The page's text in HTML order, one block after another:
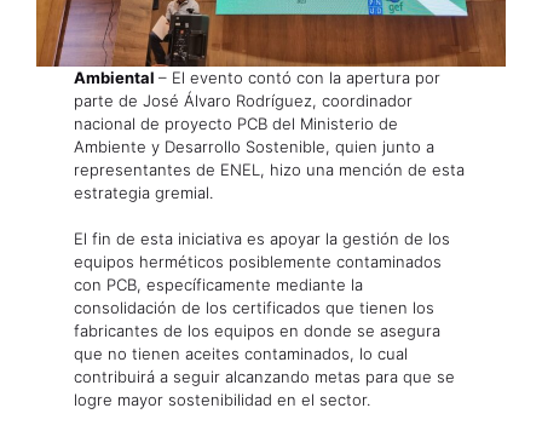
Ambiental– El evento contó con la apertura por
parte de José Álvaro Rodríguez, coordinador
nacional de proyecto PCB del Ministerio de
Ambiente y Desarrollo Sostenible, quien junto a
representantes de ENEL, hizo una mención de esta
estrategia gremial.
El fin de esta iniciativa es apoyar la gestión de los
equipos herméticos posiblemente contaminados
con PCB, específicamente mediante la
consolidación de los certificados que tienen los
fabricantes de los equipos en donde se asegura
que no tienen aceites contaminados, lo cual
contribuirá a seguir alcanzando metas para que se
logre mayor sostenibilidad en el sector.